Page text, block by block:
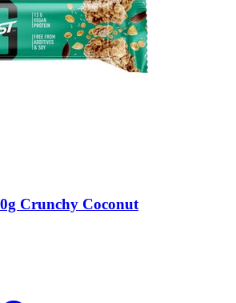
Crunchy Coconut